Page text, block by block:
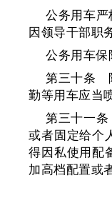
公务用车
因领导干部职
公务用车保
第三十条
勤等用车应当
第三十一
或者固定给个
得因私使用配
加高档配置或